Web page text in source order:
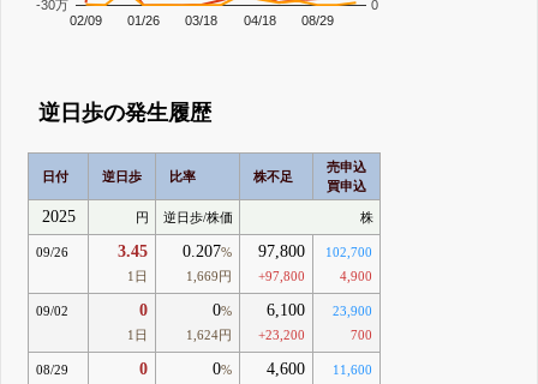
02/09 01/26 03/18 04/18 08/29
-30万 0
逆日歩の発生履歴
日付 逆日歩 比率 株不足
売申込
買申込
2025 円 逆日歩/株価 株
09/26 3.45
1日
0.207%
1,669円
97,800
+97,800
102,700
4,900
09/02 0
1日
0%
1,624円
6,100
+23,200
23,900
700
08/29 0 0%
4,600
11,600